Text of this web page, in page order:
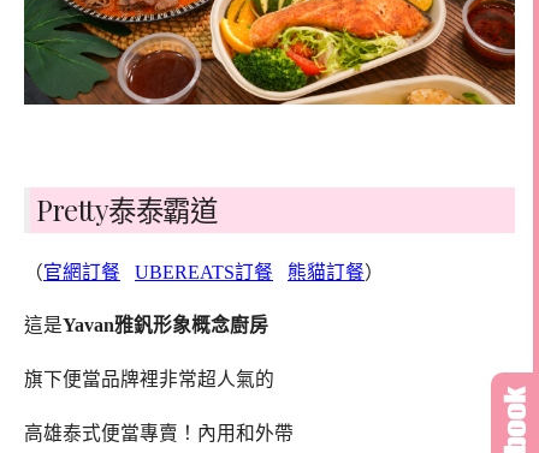
Pretty泰泰霸道
（官網訂餐 UBEREATS訂餐 熊貓訂餐）
這是Yavan雅釩形象概念廚房
旗下便當品牌裡非常超人氣的
高雄泰式便當專賣！內用和外帶